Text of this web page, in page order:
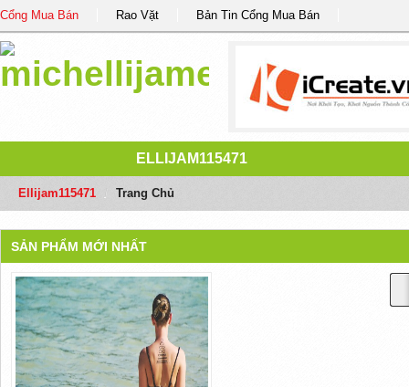
Cổng Mua Bán Rao Vặt Bản Tin Cổng Mua Bán
ELLIJAM115471
Ellijam115471 Trang Chủ
SẢN PHẨM MỚI NHẤT